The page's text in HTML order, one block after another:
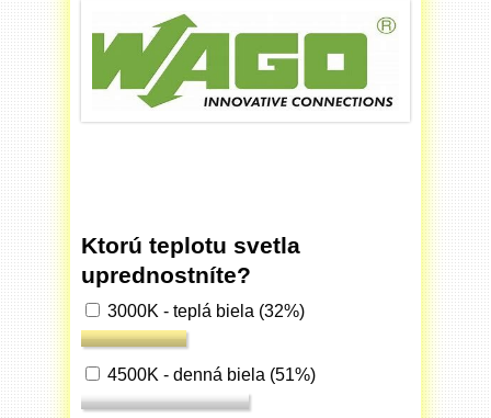
Ktorú teplotu svetla
uprednostníte?
3000K - teplá biela (32%)
4500K - denná biela (51%)